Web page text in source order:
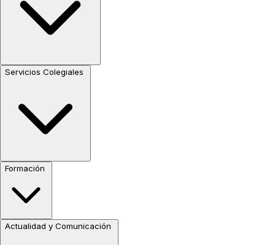
Servicios Colegiales
Formación
Actualidad y Comunicación